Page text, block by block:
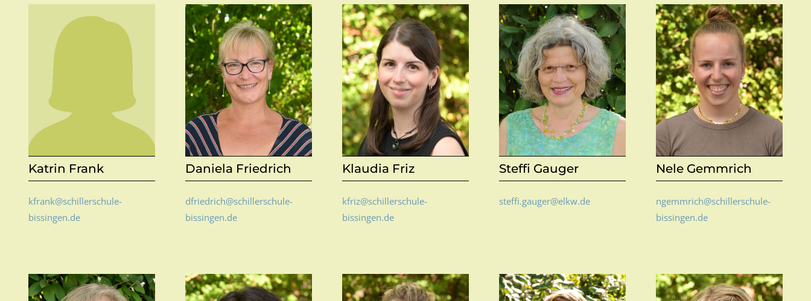
Katrin Frank
kfrank@schillerschule-
bissingen.de
Daniela Friedrich
dfriedrich@schillerschule-
bissingen.de
Klaudia Friz
kfriz@schillerschule-
bissingen.de
Steffi Gauger
steffi.gauger@elkw.de
Nele Gemmrich
ngemmrich@schillerschule-
bissingen.de